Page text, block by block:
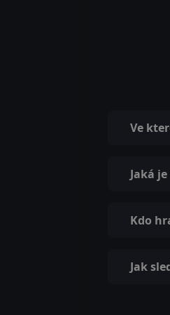
Ve
Jaká
Kdo
Jak